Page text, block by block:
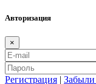
Авторизация
×
Регистрация | Забыли